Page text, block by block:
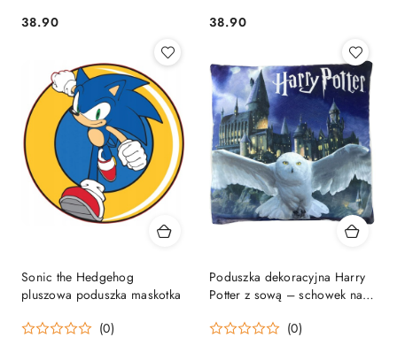
Cena:
38.90 Cena:
38.90
Sonic the Hedgehog
pluszowa poduszka maskotka
(0)
Poduszka dekoracyjna Harry
Potter z sową – schowek na
(0)